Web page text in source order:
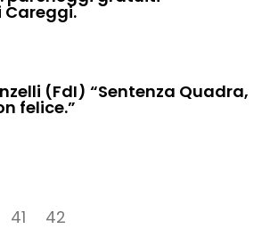
Careggi.
(FdI) “Sentenza Quadra,
felice.”
41 42